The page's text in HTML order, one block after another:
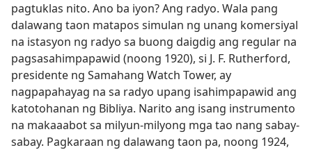
pagtuklas nito. Ano ba iyon? Ang radyo. Wala pang
dalawang taon matapos simulan ng unang komersiyal
na istasyon ng radyo sa buong daigdig ang regular na
pagsasahimpapawid (noong 1920), si J. F. Rutherford,
presidente ng Samahang Watch Tower, ay
nagpapahayag na sa radyo upang isahimpapawid ang
katotohanan ng Bibliya. Narito ang isang instrumento
na makaaabot sa milyun-milyong mga tao nang sabay-
sabay. Pagkaraan ng dalawang taon pa, noong 1924,